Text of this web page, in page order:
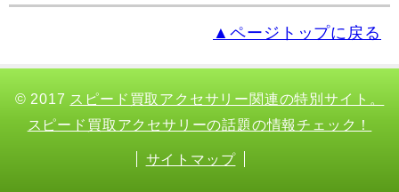
▲ページトップに戻る
© 2017 スピード買取アクセサリー関連の特別サイト。
スピード買取アクセサリーの話題の情報チェック！
サイトマップ